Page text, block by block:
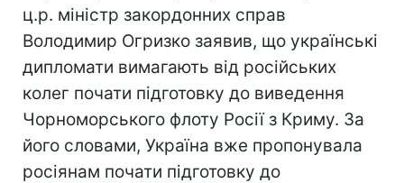
ц.р. міністр закордонних справ
Володимир Огризко заявив, що українські
дипломати вимагають від російських
колег почати підготовку до виведення
Чорноморського флоту Росії з Криму. За
його словами, Україна вже пропонувала
росіянам почати підготовку до